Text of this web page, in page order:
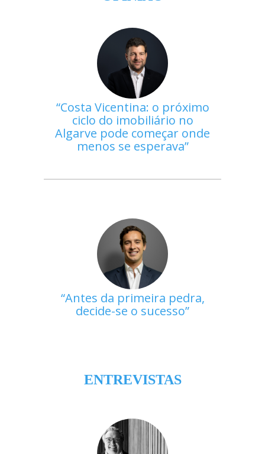
Costa Vicentina: o próximo
ciclo do imobiliário no
Algarve pode começar onde
menos se esperava
Antes da primeira pedra,
decide-se o sucesso
ENTREVISTAS